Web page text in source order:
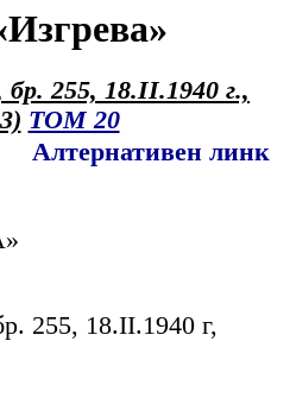
255, 18.II.1940 г.,
ТОМ 20
Алтернативен линк
255, 18.II.1940 г,